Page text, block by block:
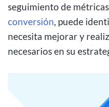
seguimiento de
conversión, puede
necesita mejorar y
necesarios en su